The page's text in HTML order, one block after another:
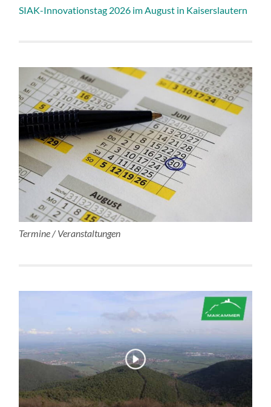
SIAK-Innovationstag 2026 im August in Kaiserslautern
Termine / Veranstaltungen